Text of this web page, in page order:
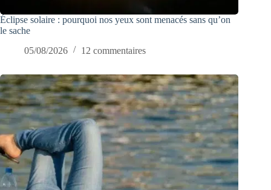
Éclipse solaire : pourquoi nos yeux sont menacés sans qu’on
le sache
05/08/2026
12 commentaires